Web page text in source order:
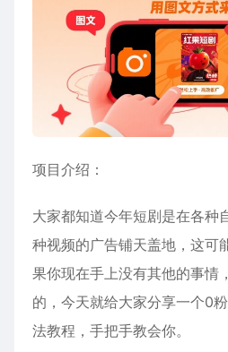
项目介绍：
大家都知道今年短剧是在各种
种视频的广告铺天盖地，这可
果你现在手上没有其他的事情
的，今天就给大家分享一个0
法教程，手把手教会你。